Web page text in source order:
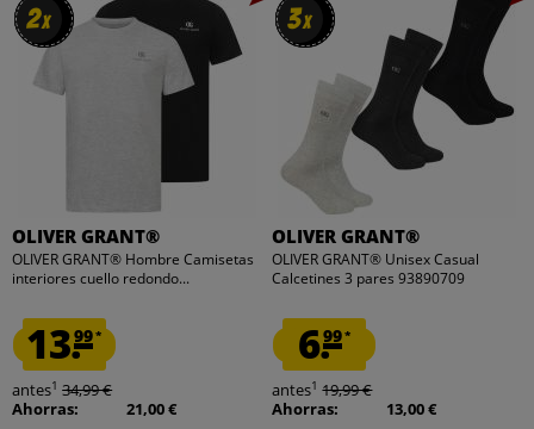
2x
2x
OLIVER GRANT®
OLIVER GRANT® Hombre Camisetas
interiores cuello redondo...
13.99*
antes1 34,99 €
Ahorras:
21,00 €
3x
3x
OLIVER GRANT®
OLIVER GRANT® Unisex Casual
Calcetines 3 pares 93890709
6.99*
antes1 19,99 €
Ahorras:
13,00 €